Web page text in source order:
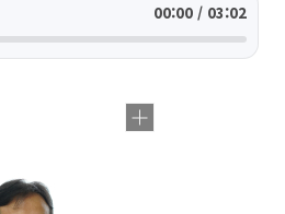
00:00 / 03:02